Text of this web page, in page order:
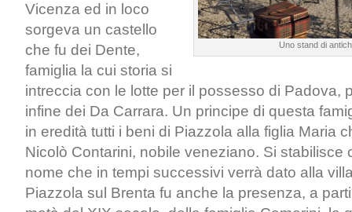
Uno stand di
Vicenza ed in loco
sorgeva un castello
che fu dei Dente,
famiglia la cui storia si
intreccia con le lotte per il possesso di Padova,
infine dei Da Carrara. Un principe di questa
in eredità tutti i beni di Piazzola alla figlia Maria
Nicolò Contarini, nobile veneziano. Si stabilisce
nome che in tempi successivi verrà dato alla
Piazzola sul Brenta fu anche la presenza, a